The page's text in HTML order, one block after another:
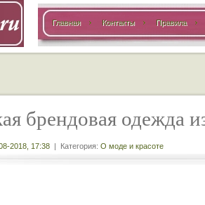
Главная Контакты Правила
брендовая одежда
2018, 17:38 | Категория: О моде и красоте